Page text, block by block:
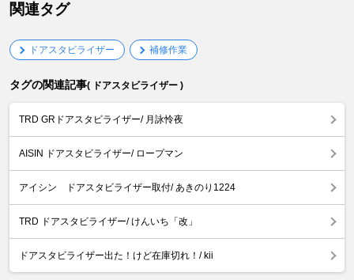
関連タグ
ドアスタビライザー 補修作業
タグの関連記事( ドアスタビライザー )
TRD GRドアスタビライザー/ 月詠怜夜
AISIN ドアスタビライザー/ ロープマン
アイシン ドアスタビライザー取付/ あきのり1224
TRD ドアスタビライザー/ けんいち「改」
ドアスタビライザー出た！けど在庫切れ！/ kii